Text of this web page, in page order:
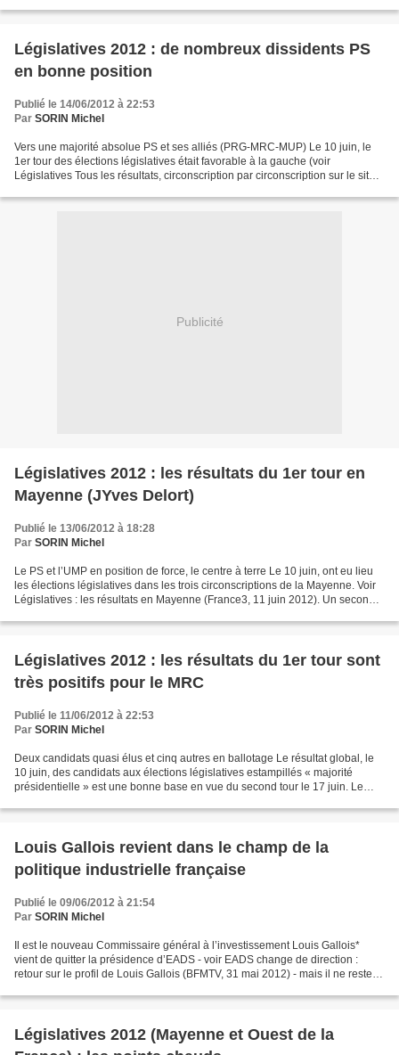
Législatives 2012 : de nombreux dissidents PS
en bonne position
Publié le 14/06/2012 à 22:53
Par SORIN Michel
Vers une majorité absolue PS et ses alliés (PRG-MRC-MUP) Le 10 juin, le
1er tour des élections législatives était favorable à la gauche (voir
Législatives Tous les résultats, circonscription par circonscription sur le site
Publicité
Législatives 2012 : les résultats du 1er tour en
Mayenne (JYves Delort)
Publié le 13/06/2012 à 18:28
Par SORIN Michel
Le PS et l’UMP en position de force, le centre à terre Le 10 juin, ont eu lieu
les élections législatives dans les trois circonscriptions de la Mayenne. Voir
Législatives : les résultats en Mayenne (France3, 11 juin 2012). Un second
Législatives 2012 : les résultats du 1er tour sont
très positifs pour le MRC
Publié le 11/06/2012 à 22:53
Par SORIN Michel
Deux candidats quasi élus et cinq autres en ballotage Le résultat global, le
10 juin, des candidats aux élections législatives estampillés « majorité
présidentielle » est une bonne base en vue du second tour le 17 juin. Le
Louis Gallois revient dans le champ de la
politique industrielle française
Publié le 09/06/2012 à 21:54
Par SORIN Michel
Il est le nouveau Commissaire général à l’investissement Louis Gallois*
vient de quitter la présidence d’EADS - voir EADS change de direction :
retour sur le profil de Louis Gallois (BFMTV, 31 mai 2012) - mais il ne reste
Législatives 2012 (Mayenne et Ouest de la